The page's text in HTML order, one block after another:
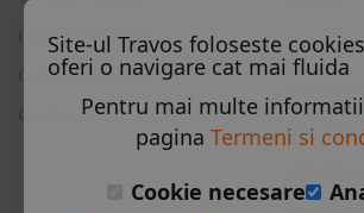
Intrebari frecvente
Cum functioneaza
Cauta rezervare
CELE MAI
Vizitati
Vizitati
Site-ul Travos foloseste
oferi o navigare cat mai fluida
Pentru mai multe
pagina Termeni si
Cookie necesare